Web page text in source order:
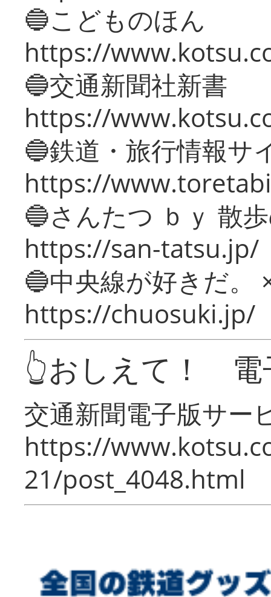
🔵こどものほん
https://
🔵交通新聞社新書
https://
🔵鉄道・旅行情報サ
https://
🔵さんたつ ｂｙ 散
https://san-tatsu.jp/
🔵中央線が好きだ。
https://chuosuki.jp/
👆おしえて！ 電
交通新聞電子版サー
https://
21/post_4048.html